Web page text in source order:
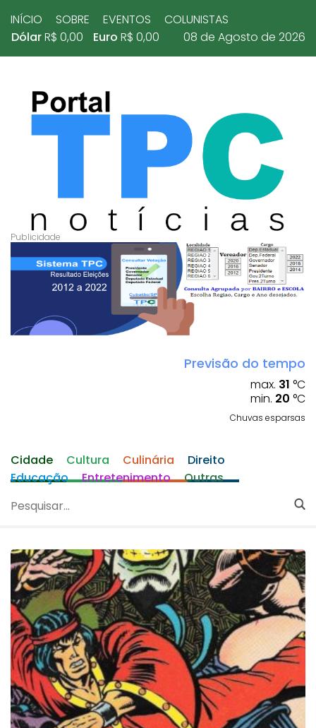
INÍCIO SOBRE EVENTOS
COLUNISTAS
DólarR$ 0,00 Euro R$ 0,00 08 de Agosto de 2026
Previsão do tempo
max. 31 °C
min. 20 °C
Chuvas esparsas
Cidade Cultura Culinária
Direito
Educação
Entretenimento Outras